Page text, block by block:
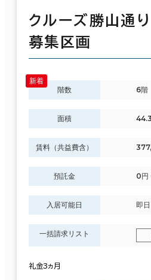
クルーズ勝山通
募集区画
階数 6階
面積
賃料（共益費含）
預託金 0円
入居可能日 即日
一括請求リスト
礼金3ヵ月